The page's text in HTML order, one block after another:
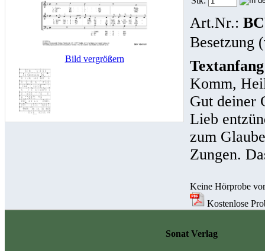
Bild vergrößern
Art.Nr.:
Besetzung
Komm,
Gut deiner
Lieb
zum
Zungen.
Keine Hörprobe
Kostenlose
Sonat Verlag